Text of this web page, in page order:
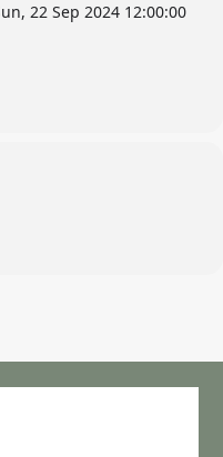
22 Sep 2024 12:00:00